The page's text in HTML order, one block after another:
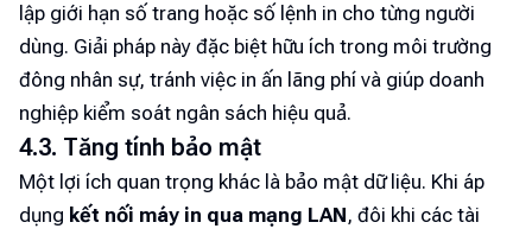
lập giới hạn số trang hoặc số lệnh in cho từng người
dùng. Giải pháp này đặc biệt hữu ích trong môi trường
đông nhân sự, tránh việc in ấn lãng phí và giúp doanh
nghiệp kiểm soát ngân sách hiệu quả.
4.3. Tăng tính bảo mật
Một lợi ích quan trọng khác là bảo mật dữ liệu. Khi áp
dụng kết nối máy in qua mạng LAN, đôi khi các tài